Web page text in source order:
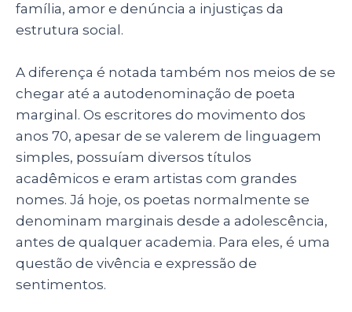
família, amor e denúncia a injustiças da
estrutura social.
A diferença é notada também nos meios de se
chegar até a autodenominação de poeta
marginal. Os escritores do movimento dos
anos 70, apesar de se valerem de linguagem
simples, possuíam diversos títulos
acadêmicos e eram artistas com grandes
nomes. Já hoje, os poetas normalmente se
denominam marginais desde a adolescência,
antes de qualquer academia. Para eles, é uma
questão de vivência e expressão de
sentimentos.